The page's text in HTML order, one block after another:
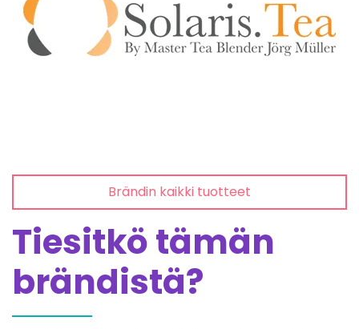
Brändin kaikki tuotteet
Tiesitkö tämän
brändistä?